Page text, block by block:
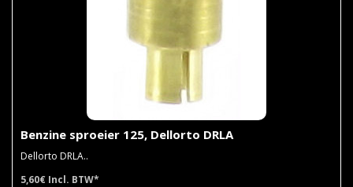
Benzine sproeier 125, Dellorto DRLA
Dellorto DRLA..
5,60€ Incl. BTW*